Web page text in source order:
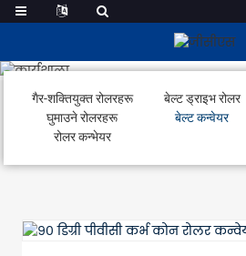
बेल्ट
गैर-शक्तियुक्त रोलरहरू बेल्ट ड्राइभ रोलर
घुमाउने रोलरहरू
बेल्ट कन्वेयर
रोलर कन्भेयर